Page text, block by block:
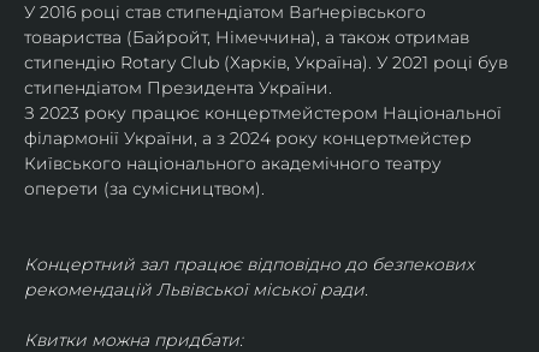
У 2016 році став стипендіатом Ваґнерівського
товариства (Байройт, Німеччина), а також отримав
стипендію Rotary Club (Харків, Україна). У 2021 році був
стипендіатом Президента України.
З 2023 року працює концертмейстером Національної
філармонії України, а з 2024 року концертмейстер
Київського національного академічного театру
оперети (за сумісництвом).
Концертний зал працює відповідно до безпекових
рекомендацій Львівської міської ради.
Квитки можна придбати: